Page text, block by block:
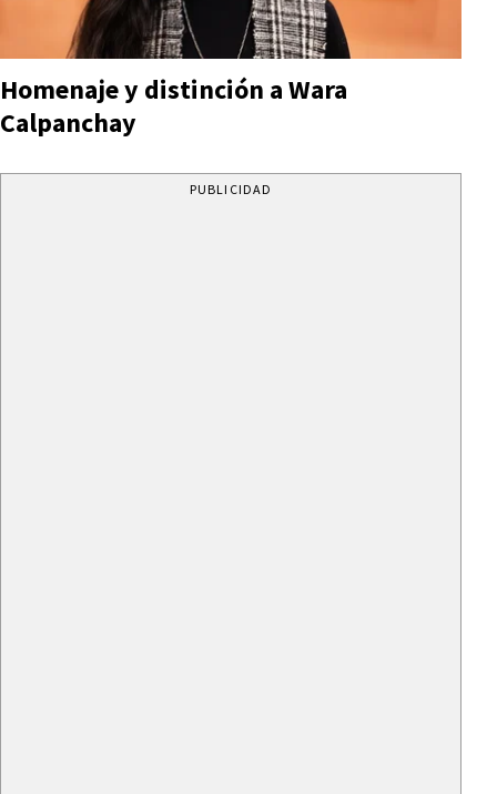
Homenaje y distinción a Wara
Calpanchay
PUBLICIDAD